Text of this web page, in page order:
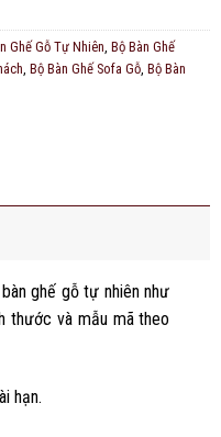
Ghế Gỗ Tự Nhiên, Bộ Bàn Ghế
, Bộ Bàn Ghế Sofa Gỗ, Bộ Bàn
ghế gỗ tự nhiên như
thước và mẫu mã theo
hạn.